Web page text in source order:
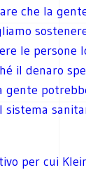
che la
le persone
il denaro
gente
sistema
per cui